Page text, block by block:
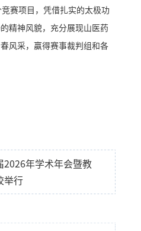
赛项目，凭借扎实的太极功
精神风貌，充分展现山医药
风采，赢得赛事裁判组和各
2026年学术年会暨教
举行